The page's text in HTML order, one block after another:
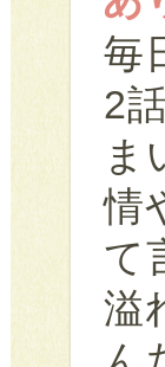
毎
2
ま
情
て
溢